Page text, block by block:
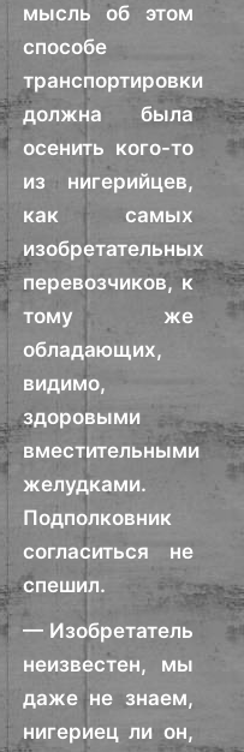
мысль об этом
способе
транспортировки
должна была
осенить кого-то
из нигерийцев,
как самых
изобретательных
перевозчиков, к
тому же
обладающих,
видимо,
здоровыми
вместительными
желудками.
Подполковник
согласиться не
спешил.
— Изобретатель
неизвестен, мы
даже не знаем,
нигериец ли он,